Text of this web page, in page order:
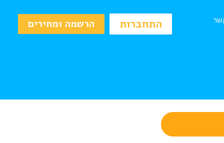
התחברות הרשמה ומחירים